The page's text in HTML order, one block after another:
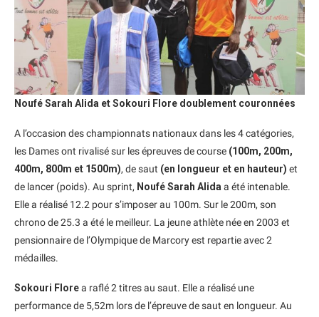
Noufé Sarah Alida et Sokouri Flore doublement couronnées
A l’occasion des championnats nationaux dans les 4 catégories,
les Dames ont rivalisé sur les épreuves de course (100m, 200m,
400m, 800m et 1500m), de saut (en longueur et en hauteur) et
de lancer (poids). Au sprint, Noufé Sarah Alida a été intenable.
Elle a réalisé 12.2 pour s’imposer au 100m. Sur le 200m, son
chrono de 25.3 a été le meilleur. La jeune athlète née en 2003 et
pensionnaire de l’Olympique de Marcory est repartie avec 2
médailles.
Sokouri Florea raflé 2 titres au saut. Elle a réalisé une
performance de 5,52m lors de l’épreuve de saut en longueur. Au